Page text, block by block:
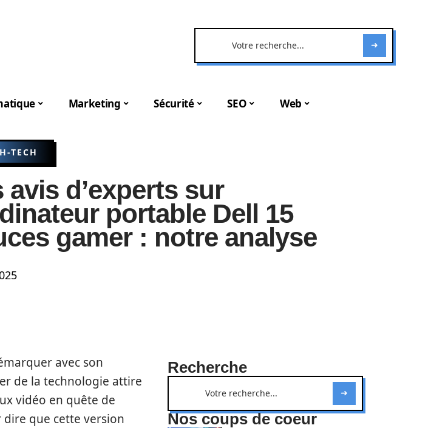
Marketing Sécurité SEO Web
TECH
avis d’experts sur
portable Dell 15
gamer : notre analyse
avec son
de la technologie attire
vidéo en quête de
dire que cette version
Recherche
Nos coups de coeur